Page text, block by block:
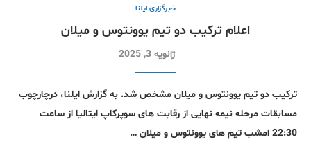
خبرگزاری ایلنا
اعلام ترکیب دو تیم یوونتوس و میلان
ژانویه 3, 2025
ترکیب دو تیم یوونتوس و میلان مشخص شد. به گزارش ایلنا، درچارچوب
مسابقات مرحله نیمه نهایی از رقابت های سوپرکاپ ایتالیا از ساعت
22:30 امشب تیم های یوونتوس و میلان …